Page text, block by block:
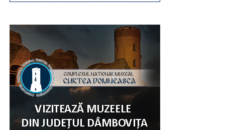
Urmărește Incomod Media și pe Google News